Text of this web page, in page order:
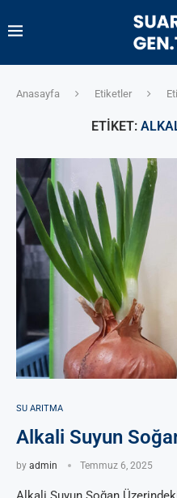
Anasayfa Etiketler
ETIKET:
SU ARITMA
Alkali Suyun
by admin Temmuz 6, 2025